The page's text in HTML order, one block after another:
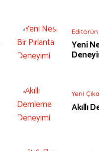
Editörün
Yeni
Yeni
Akıllı